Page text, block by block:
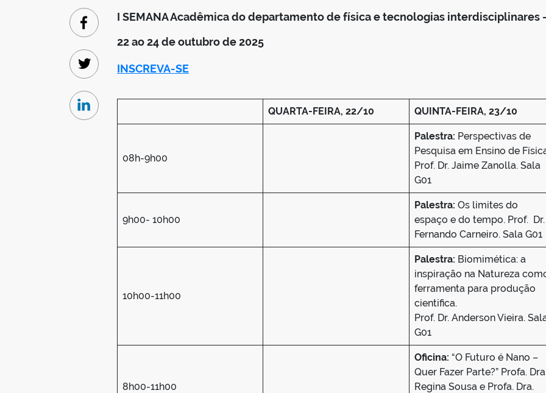
I SEMANA Acadêmica do departamento de física e tecnologias interdisciplinares
22 ao 24 de outubro de 2025
INSCREVA-SE
QUARTA-FEIRA, 22/10 QUINTA-FEIRA, 23/10
08h-9h00
Palestra: Perspectivas de
Pesquisa em Ensino de
Prof. Dr. Jaime Zanolla. Sala
G01
9h00- 10h00
Palestra: Os limites do
espaço e do tempo. Prof. Dr.
Fernando Carneiro. Sala G01
10h00-11h00
Palestra: Biomimética: a
inspiração na Natureza
ferramenta para produção
cientifica.
Prof. Dr. Anderson Vieira.
G01
8h00-11h00
Oficina: “O Futuro é Nano –
Quer Fazer Parte?” Profa.
Regina Sousa e Profa. Dra.
Facebook
Twitter
Linkedin